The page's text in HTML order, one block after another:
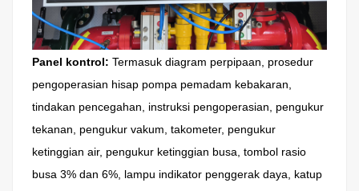
Panel kontrol: Termasuk diagram perpipaan, prosedur
pengoperasian hisap pompa pemadam kebakaran,
tindakan pencegahan, instruksi pengoperasian, pengukur
tekanan, pengukur vakum, takometer, pengukur
ketinggian air, pengukur ketinggian busa, tombol rasio
busa 3% dan 6%, lampu indikator penggerak daya, katup